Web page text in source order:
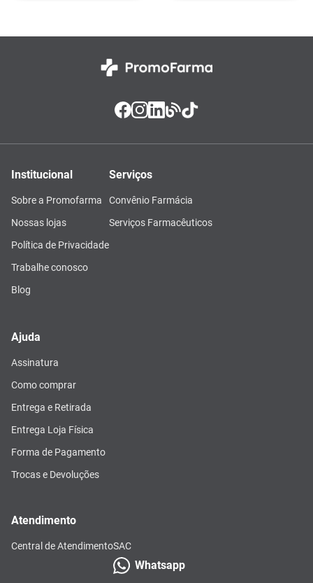
Institucional
Sobre a Promofarma
Nossas lojas
Política de Privacidade
Trabalhe conosco
Blog
Serviços
Convênio Farmácia
Serviços Farmacêuticos
Ajuda
Assinatura
Como comprar
Entrega e Retirada
Entrega Loja Física
Forma de Pagamento
Trocas e Devoluções
Atendimento
Central de AtendimentoSAC
Whatsapp